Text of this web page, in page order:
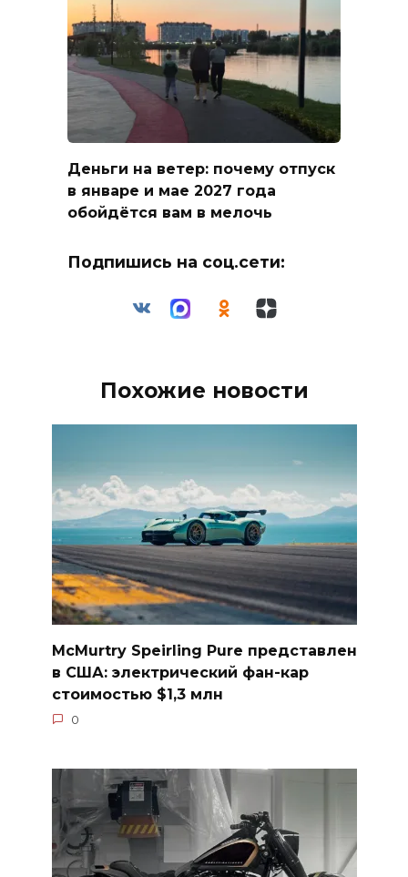
Деньги на ветер: почему отпуск
в январе и мае 2027 года
обойдётся вам в мелочь
Подпишись на соц.сети:
Похожие новости
McMurtry Speirling Pure представлен
в США: электрический фан-кар
стоимостью $1,3 млн
0